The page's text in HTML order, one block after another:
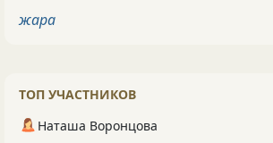
жара
ТОП УЧАСТНИКОВ
Наташа Воронцова